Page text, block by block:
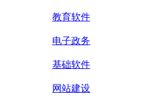
教育软件
电子政务
基础软件
网站建设